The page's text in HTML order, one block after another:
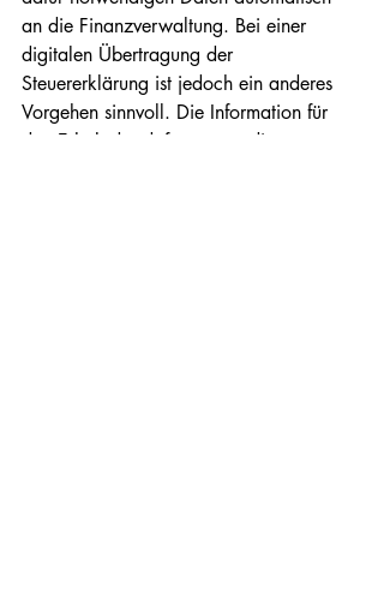
an die Finanzverwaltung. Bei einer
digitalen Übertragung der
Steuererklärung ist jedoch ein anderes
Vorgehen sinnvoll. Die Information für
den Erhalt der dafür notwendige